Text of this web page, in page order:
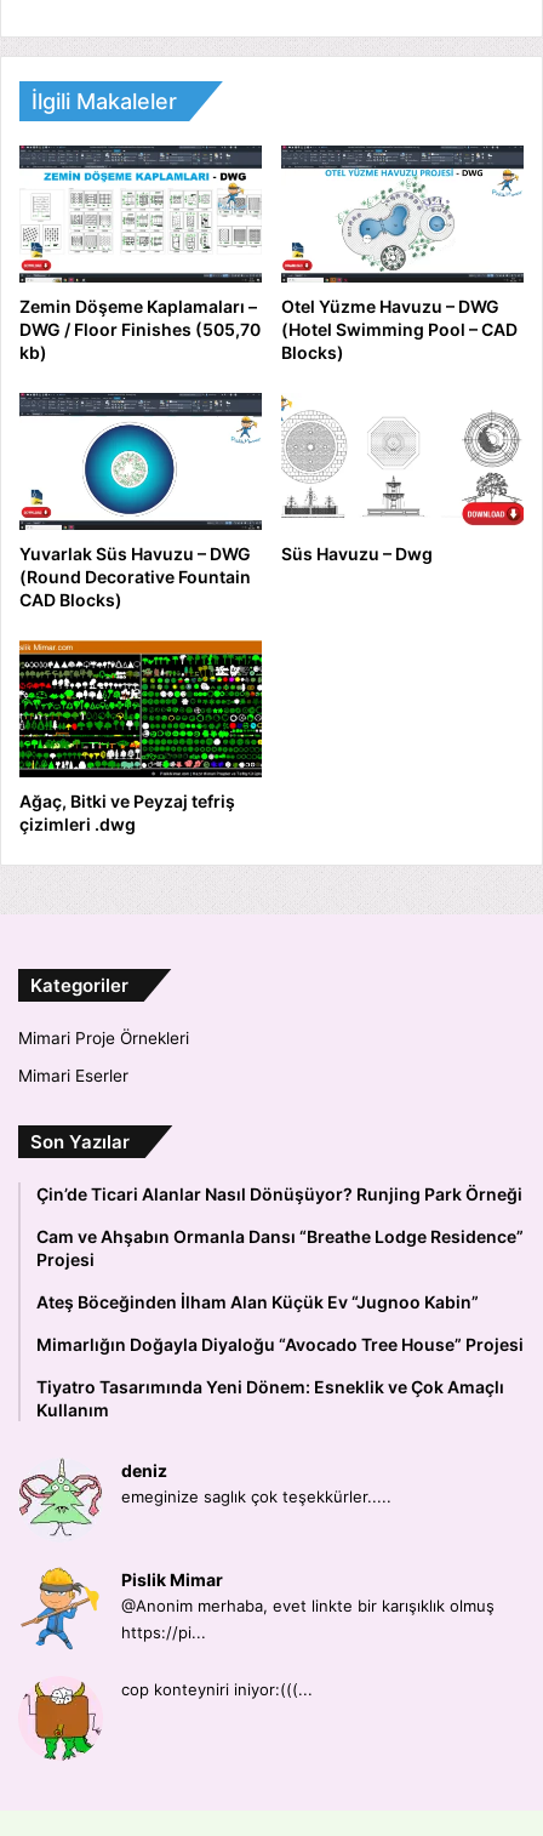
İlgili Makaleler
Zemin Döşeme Kaplamaları –
DWG / Floor Finishes (505,70
kb)
Otel Yüzme Havuzu – DWG
(Hotel Swimming Pool – CAD
Blocks)
Yuvarlak Süs Havuzu – DWG
(Round Decorative Fountain
CAD Blocks)
Süs Havuzu – Dwg
Ağaç, Bitki ve Peyzaj tefriş
çizimleri .dwg
Kategoriler
Mimari Proje Örnekleri
Mimari Eserler
Son Yazılar
Çin’de Ticari Alanlar Nasıl Dönüşüyor? Runjing Park Örneği
Cam ve Ahşabın Ormanla Dansı “Breathe Lodge Residence”
Projesi
Ateş Böceğinden İlham Alan Küçük Ev “Jugnoo Kabin”
Mimarlığın Doğayla Diyaloğu “Avocado Tree House” Projesi
Tiyatro Tasarımında Yeni Dönem: Esneklik ve Çok Amaçlı
Kullanım
deniz
emeginize saglık çok teşekkürler.....
Pislik Mimar
@Anonim merhaba, evet linkte bir karışıklık olmuş
https://pi...
cop konteyniri iniyor:(((...